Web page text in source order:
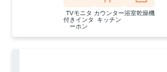
TVモニタ
付きインタ
ーホン
カウンター
キッチン
浴室乾燥機